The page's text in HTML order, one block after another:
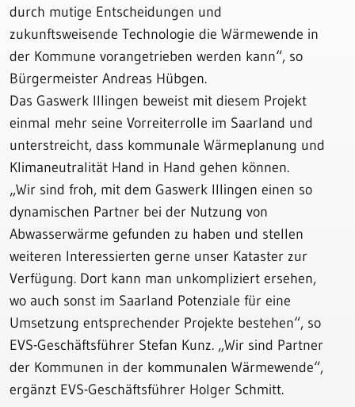
durch mutige Entscheidungen und
zukunftsweisende Technologie die Wärmewende in
der Kommune vorangetrieben werden kann“, so
Bürgermeister Andreas Hübgen.
Das Gaswerk Illingen beweist mit diesem Projekt
einmal mehr seine Vorreiterrolle im Saarland und
unterstreicht, dass kommunale Wärmeplanung und
Klimaneutralität Hand in Hand gehen können.
„Wir sind froh, mit dem Gaswerk Illingen einen so
dynamischen Partner bei der Nutzung von
Abwasserwärme gefunden zu haben und stellen
weiteren Interessierten gerne unser Kataster zur
Verfügung. Dort kann man unkompliziert ersehen,
wo auch sonst im Saarland Potenziale für eine
Umsetzung entsprechender Projekte bestehen“, so
EVS-Geschäftsführer Stefan Kunz. „Wir sind Partner
der Kommunen in der kommunalen Wärmewende“,
ergänzt EVS-Geschäftsführer Holger Schmitt.